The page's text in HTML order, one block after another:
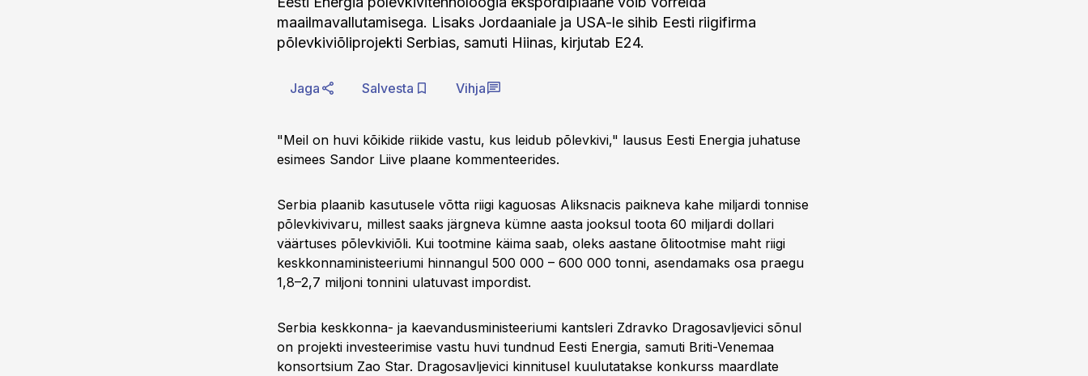
maailmavallutamisega. Lisaks Jordaaniale ja USA-le sihib Eesti riigifirma
põlevkiviõliprojekti Serbias, samuti Hiinas, kirjutab E24.
Jaga Salvesta Vihja
"Meil on huvi kõikide riikide vastu, kus leidub põlevkivi," lausus Eesti Energia juhatuse
esimees Sandor Liive plaane kommenteerides.
Serbia plaanib kasutusele võtta riigi kaguosas Aliksnacis paikneva kahe miljardi tonnise
põlevkivivaru, millest saaks järgneva kümne aasta jooksul toota 60 miljardi dollari
väärtuses põlevkiviõli. Kui tootmine käima saab, oleks aastane õlitootmise maht riigi
keskkonnaministeeriumi hinnangul 500 000 – 600 000 tonni, asendamaks osa praegu
1,8–2,7 miljoni tonnini ulatuvast impordist.
Serbia keskkonna- ja kaevandusministeeriumi kantsleri Zdravko Dragosavljevici sõnul
on projekti investeerimise vastu huvi tundnud Eesti Energia, samuti Briti-Venemaa
konsortsium Zao Star. Dragosavljevici kinnitusel kuulutatakse konkurss maardlate